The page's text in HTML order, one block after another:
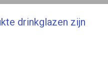
drinkglazen zijn